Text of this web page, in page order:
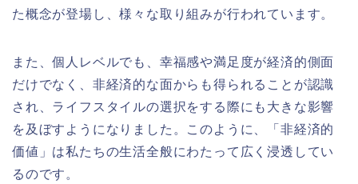
た概念が登場し、様々な取り組みが行われています。
また、個人レベルでも、幸福感や満足度が経済的側面
だけでなく、非経済的な面からも得られることが認識
され、ライフスタイルの選択をする際にも大きな影響
を及ぼすようになりました。このように、「非経済的
価値」は私たちの生活全般にわたって広く浸透してい
るのです。